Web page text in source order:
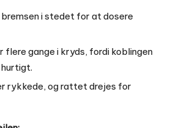
bremsen i stedet for at dosere
flere gange i kryds, fordi koblingen
rykkede, og rattet drejes for